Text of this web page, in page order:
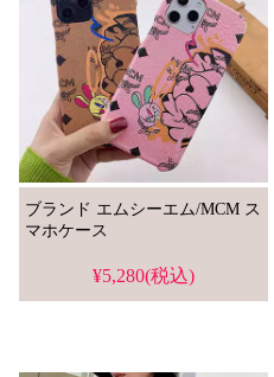
ブランド エムシーエム/MCM ス
マホケース
¥5,280(税込)